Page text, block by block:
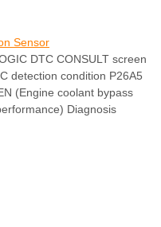
Sensor
DTC CONSULT screen
detection condition P26A5
(Engine coolant bypass
Diagnosis